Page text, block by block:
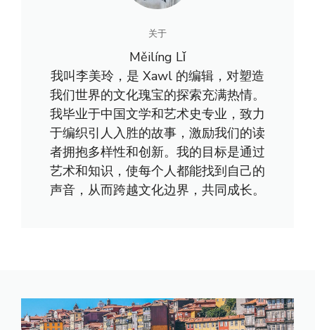
关于
Měilíng Lǐ
我叫李美玲，是 Xawl 的编辑，对塑造
我们世界的文化瑰宝的探索充满热情。
我毕业于中国文学和艺术史专业，致力
于编织引人入胜的故事，激励我们的读
者拥抱多样性和创新。我的目标是通过
艺术和知识，使每个人都能找到自己的
声音，从而跨越文化边界，共同成长。